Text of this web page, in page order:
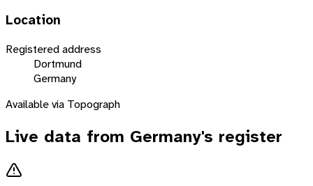
Location
Registered address
Dortmund
Germany
Available via Topograph
Live data from Germany's register